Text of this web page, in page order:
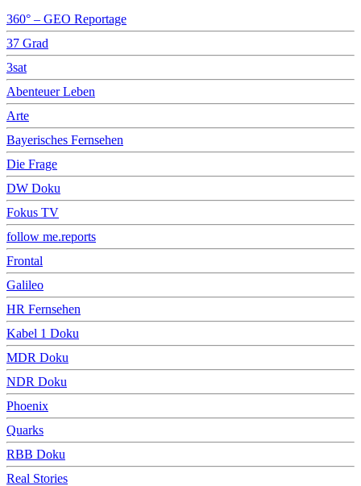
360° – GEO Reportage
37 Grad
3sat
Abenteuer Leben
Arte
Bayerisches Fernsehen
Die Frage
DW Doku
Fokus TV
follow me.reports
Frontal
Galileo
HR Fernsehen
Kabel 1 Doku
MDR Doku
NDR Doku
Phoenix
Quarks
RBB Doku
Real Stories